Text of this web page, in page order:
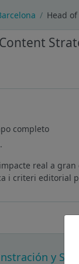
Head
completo
real a gran
i criteri editorial
y